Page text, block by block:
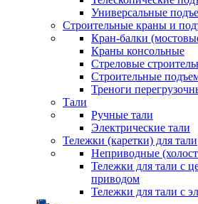
Универсальные
Строительные краны и
Кран-балки
Краны консольные
Стреловые
Строительные
Треноги
Тали
Ручные тали
Электрические тали
Тележки (каретки) для тали
Неприводные
Тележки для тали с
приводом
Тележки для тали с